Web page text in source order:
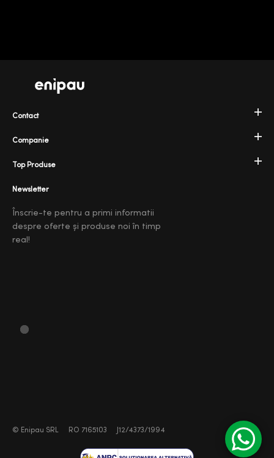
Companie
Top Produse
Contact
Newsletter
Înscrie-te pentru a primi informatii
despre oferte și produse noi în timp
real!
© Enipau SRL RO 7165103 J12/4373/1994